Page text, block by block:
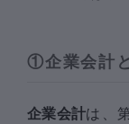
①企業会計
企業会計は、